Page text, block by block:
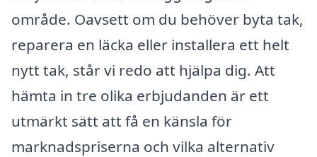
område. Oavsett om du behöver byta tak,
reparera en läcka eller installera ett helt
nytt tak, står vi redo att hjälpa dig. Att
hämta in tre olika erbjudanden är ett
utmärkt sätt att få en känsla för
marknadspriserna och vilka alternativ